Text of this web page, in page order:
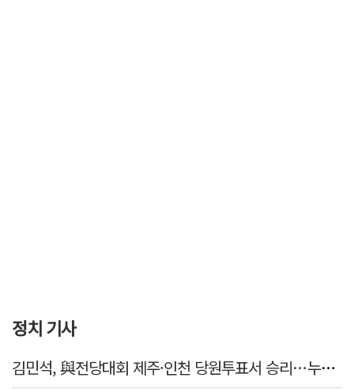
정치 기사
김민석, 與전당대회 제주·인천 당원투표서 승리…누적 득표는 '초박빙'